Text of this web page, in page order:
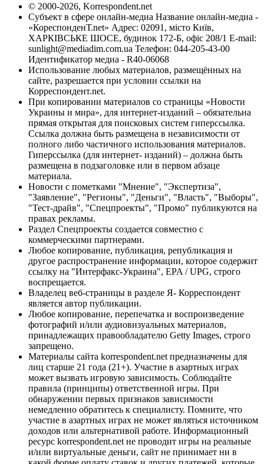
© 2000-2026, Korrespondent.net
Субъект в сфере онлайн-медиа Название онлайн-медиа -
«КореспонденТ.net» Адрес: 02091, місто Київ,
ХАРКІВСЬКЕ ШОСЕ, будинок 172-Б, офіс 208/1 E-mail:
sunlight@mediadim.com.ua Телефон: 044-205-43-00
Идентификатор медиа - R40-06068
Использование любых материалов, размещённых на
сайте, разрешается при условии ссылки на
Корреспондент.net.
При копировании материалов со страницы «Новости
Украины и мира», для интернет-изданий – обязательна
прямая открытая для поисковых систем гиперссылка.
Ссылка должна быть размещена в независимости от
полного либо частичного использования материалов.
Гиперссылка (для интернет- изданий) – должна быть
размещена в подзаголовке или в первом абзаце
материала.
Новости с пометками "Мнение", "Экспертиза",
"Заявление", "Регионы", "Деньги", "Власть", "Выборы",
"Тест-драйв", "Спецпроекты", "Промо" публикуются на
правах рекламы.
Раздел Спецпроекты создается совместно с
коммерческими партнерами.
Любое копирование, публикация, републикация и
другое распространение информации, которое содержит
ссылку на "Интерфакс-Украина", EPA / UPG, строго
воспрещается.
Владелец веб-страницы в разделе Я- Корреспондент
является автор публикации.
Любое копирование, перепечатка и воспроизведение
фотографий и/или аудиовизуальных материалов,
принадлежащих правообладателю Getty Images, строго
запрещено.
Материалы сайта korrespondent.net предназначены для
лиц старше 21 года (21+). Участие в азартных играх
может вызвать игровую зависимость. Соблюдайте
правила (принципы) ответственной игры. При
обнаружении первых признаков зависимости
немедленно обратитесь к специалисту. Помните, что
участие в азартных играх не может являться источником
доходов или альтернативой работе. Информационный
ресурс korrespondent.net не проводит игры на реальные
и/или виртуальные деньги, сайт не принимает ни в